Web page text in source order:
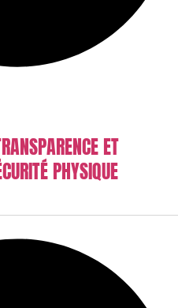
ET
PHYSIQUE